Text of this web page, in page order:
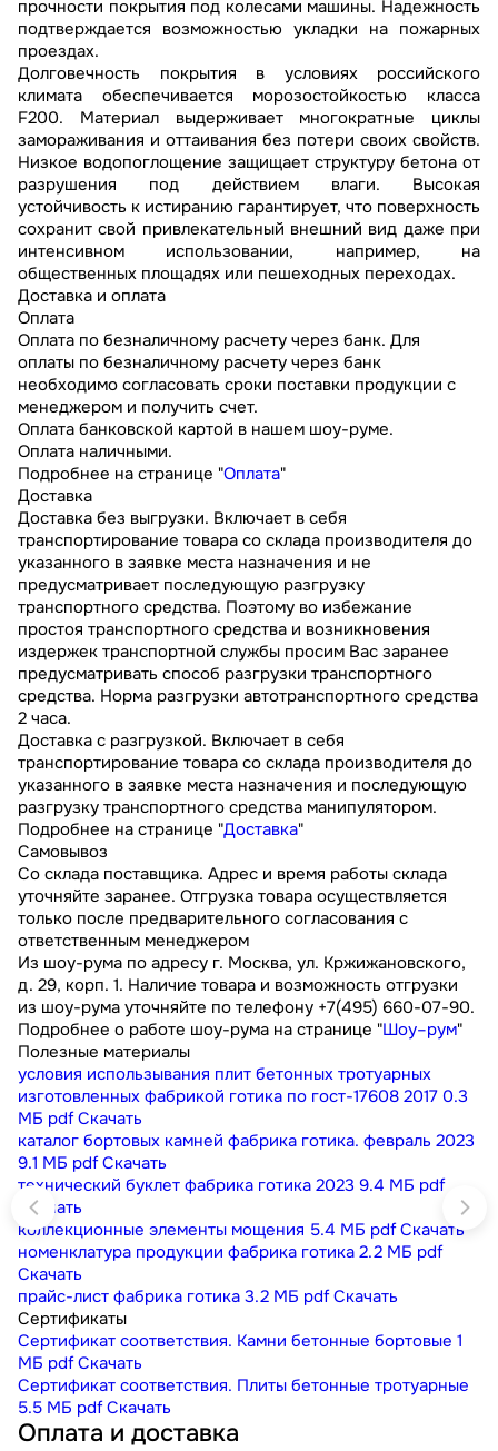
прочности покрытия под колесами машины. Надежность
подтверждается возможностью укладки на пожарных
проездах.
Долговечность покрытия в условиях российского
климата обеспечивается морозостойкостью класса
F200. Материал выдерживает многократные циклы
замораживания и оттаивания без потери своих свойств.
Низкое водопоглощение защищает структуру бетона от
разрушения под действием влаги. Высокая
устойчивость к истиранию гарантирует, что поверхность
сохранит свой привлекательный внешний вид даже при
интенсивном использовании, например, на
общественных площадях или пешеходных переходах.
Доставка и оплата
Оплата
Оплата по безналичному расчету через банк. Для
оплаты по безналичному расчету через банк
необходимо согласовать сроки поставки продукции с
менеджером и получить счет.
Оплата банковской картой в нашем шоу-руме.
Оплата наличными.
Подробнее на странице "Оплата"
Доставка
Доставка без выгрузки. Включает в себя
транспортирование товара со склада производителя до
указанного в заявке места назначения и не
предусматривает последующую разгрузку
транспортного средства. Поэтому во избежание
простоя транспортного средства и возникновения
издержек транспортной службы просим Вас заранее
предусматривать способ разгрузки транспортного
средства. Норма разгрузки автотранспортного средства
2 часа.
Доставка с разгрузкой. Включает в себя
транспортирование товара со склада производителя до
указанного в заявке места назначения и последующую
разгрузку транспортного средства манипулятором.
Подробнее на странице "Доставка"
Самовывоз
Со склада поставщика. Адрес и время работы склада
уточняйте заранее. Отгрузка товара осуществляется
только после предварительного согласования с
ответственным менеджером
Из шоу-рума по адресу г. Москва, ул. Кржижановского,
д. 29, корп. 1. Наличие товара и возможность отгрузки
из шоу-рума уточняйте по телефону +7(495) 660-07-90.
Подробнее о работе шоу-рума на странице "Шоу–рум"
Полезные материалы
условия использывания плит бетонных тротуарных
изготовленных фабрикой готика по гост-17608 2017 0.3
МБ pdf Скачать
каталог бортовых камней фабрика готика. февраль 2023
9.1 МБ pdf Скачать
технический буклет фабрика готика 2023 9.4 МБ pdf
Скачать
коллекционные элементы мощения 5.4 МБ pdf Скачать
номенклатура продукции фабрика готика 2.2 МБ pdf
Скачать
прайс-лист фабрика готика 3.2 МБ pdf Скачать
Сертификаты
Сертификат соответствия. Камни бетонные бортовые 1
МБ pdf Скачать
Сертификат соответствия. Плиты бетонные тротуарные
5.5 МБ pdf Скачать
Оплата и доставка